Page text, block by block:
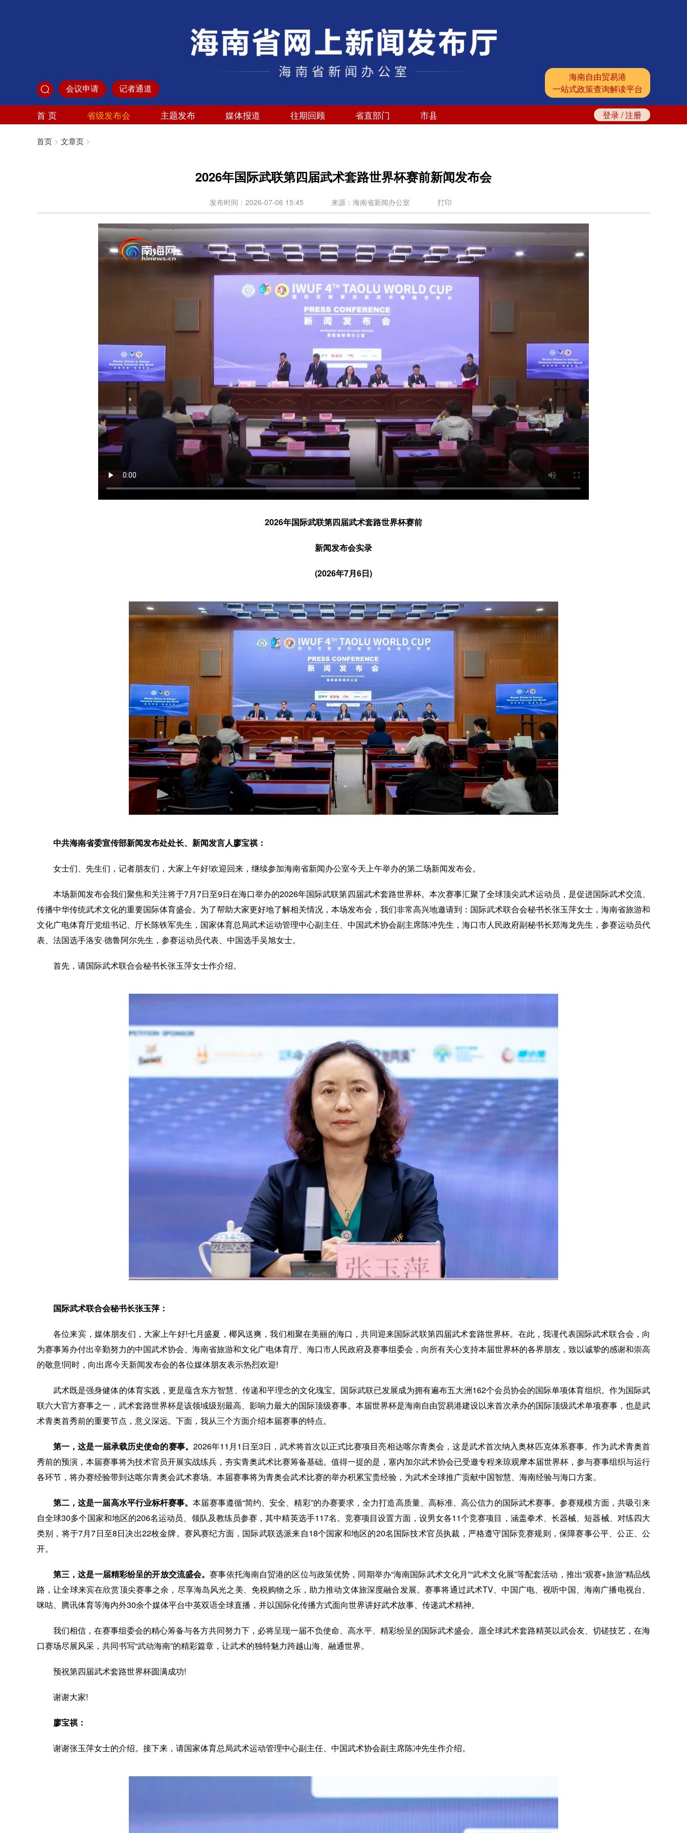
会议申请 记者通道
海南自由贸易港
一站式政策查询解读平台
首 页 省级发布会 主题发布 媒体报道 往期回顾 省直部门 市县 登录/注册
首页 > 文章页 >
2026年国际武联第四届武术套路世界杯赛前新闻发布会
发布时间：2026-07-06 15:45 来源：海南省新闻办公室 打印
2026年国际武联第四届武术套路世界杯赛前
新闻发布会实录
(2026年7月6日)
中共海南省委宣传部新闻发布处处长、新闻发言人廖宝祺：
女士们、先生们，记者朋友们，大家上午好!欢迎回来，继续参加海南省新闻办公室今天上午举办的第二场新闻发布会。
本场新闻发布会我们聚焦和关注将于7月7日至9日在海口举办的2026年国际武联第四届武术套路世界杯。本次赛事汇聚了全球顶尖武术运动员，是促进国际武术交流、
传播中华传统武术文化的重要国际体育盛会。为了帮助大家更好地了解相关情况，本场发布会，我们非常高兴地邀请到：国际武术联合会秘书长张玉萍女士，海南省旅游和
文化广电体育厅党组书记、厅长陈铁军先生，国家体育总局武术运动管理中心副主任、中国武术协会副主席陈冲先生，海口市人民政府副秘书长郑海龙先生，参赛运动员代
表、法国选手洛安·德鲁阿尔先生，参赛运动员代表、中国选手吴旭女士。
首先，请国际武术联合会秘书长张玉萍女士作介绍。
国际武术联合会秘书长张玉萍：
各位来宾，媒体朋友们，大家上午好!七月盛夏，椰风送爽，我们相聚在美丽的海口，共同迎来国际武联第四届武术套路世界杯。在此，我谨代表国际武术联合会，向
为赛事筹办付出辛勤努力的中国武术协会、海南省旅游和文化广电体育厅、海口市人民政府及赛事组委会，向所有关心支持本届世界杯的各界朋友，致以诚挚的感谢和崇高
的敬意!同时，向出席今天新闻发布会的各位媒体朋友表示热烈欢迎!
武术既是强身健体的体育实践，更是蕴含东方智慧、传递和平理念的文化瑰宝。国际武联已发展成为拥有遍布五大洲162个会员协会的国际单项体育组织。作为国际武
联六大官方赛事之一，武术套路世界杯是该领域级别最高、影响力最大的国际顶级赛事。本届世界杯是海南自由贸易港建设以来首次承办的国际顶级武术单项赛事，也是武
术青奥首秀前的重要节点，意义深远。下面，我从三个方面介绍本届赛事的特点。
第一，这是一届承载历史使命的赛事。 2026年11月1日至3日，武术将首次以正式比赛项目亮相达喀尔青奥会，这是武术首次纳入奥林匹克体系赛事。作为武术青奥首
秀前的预演，本届赛事将为技术官员开展实战练兵，夯实青奥武术比赛筹备基础。值得一提的是，塞内加尔武术协会已受邀专程来琼观摩本届世界杯，参与赛事组织与运行
各环节，将办赛经验带到达喀尔青奥会武术赛场。本届赛事将为青奥会武术比赛的举办积累宝贵经验，为武术全球推广贡献中国智慧、海南经验与海口方案。
第二，这是一届高水平行业标杆赛事。本届赛事遵循“简约、安全、精彩”的办赛要求，全力打造高质量、高标准、高公信力的国际武术赛事。参赛规模方面，共吸引来
自全球30多个国家和地区的206名运动员、领队及教练员参赛，其中精英选手117名。竞赛项目设置方面，设男女各11个竞赛项目，涵盖拳术、长器械、短器械、对练四大
类别，将于7月7日至8日决出22枚金牌。赛风赛纪方面，国际武联选派来自18个国家和地区的20名国际技术官员执裁，严格遵守国际竞赛规则，保障赛事公平、公正、公
开。
第三，这是一届精彩纷呈的开放交流盛会。赛事依托海南自贸港的区位与政策优势，同期举办“海南国际武术文化月”“武术文化展”等配套活动，推出“观赛+旅游”精品线
路，让全球来宾在欣赏顶尖赛事之余，尽享海岛风光之美、免税购物之乐，助力推动文体旅深度融合发展。赛事将通过武术TV、中国广电、视听中国、海南广播电视台、
咪咕、腾讯体育等海内外30余个媒体平台中英双语全球直播，并以国际化传播方式面向世界讲好武术故事、传递武术精神。
我们相信，在赛事组委会的精心筹备与各方共同努力下，必将呈现一届不负使命、高水平、精彩纷呈的国际武术盛会。愿全球武术套路精英以武会友、切磋技艺，在海
口赛场尽展风采，共同书写“武动海南”的精彩篇章，让武术的独特魅力跨越山海、融通世界。
预祝第四届武术套路世界杯圆满成功!
谢谢大家!
廖宝祺：
谢谢张玉萍女士的介绍。接下来，请国家体育总局武术运动管理中心副主任、中国武术协会副主席陈冲先生作介绍。